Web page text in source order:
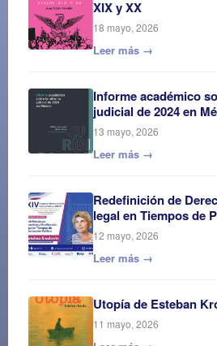
XIX y XX
18 mayo, 2026
Leer más →
Informe académico
judicial de 2024 en
13 mayo, 2026
Leer más →
Redefinición de
legal en Tiempos de
12 mayo, 2026
Leer más →
Utopía de Esteban
11 mayo, 2026